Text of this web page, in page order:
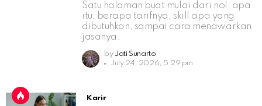
Satu halaman buat mulai dari nol: apa
itu, berapa tarifnya, skill apa yang
dibutuhkan, sampai cara menawarkan
jasanya.
by Jati Sunarto
July 24, 2026, 5:29 pm
Karir